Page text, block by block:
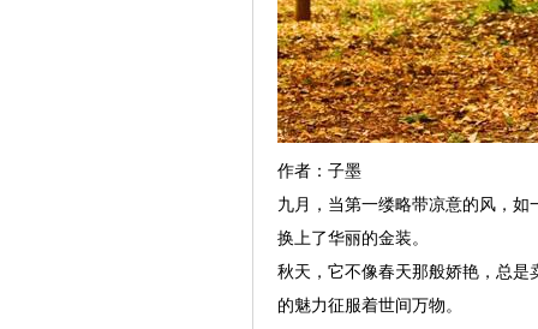
作者：子墨
九月，当第一缕略带凉意的风，
换上了华丽的金装。
秋天，它不像春天那般娇艳，总
的魅力征服着世间万物。